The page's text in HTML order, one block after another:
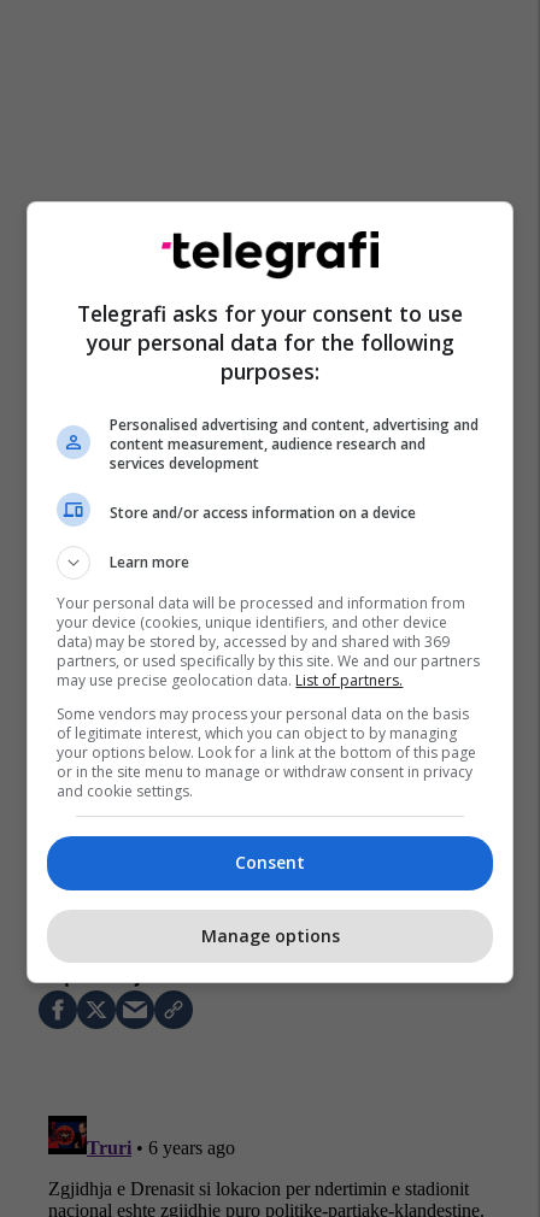
Rtv Dukagjini
Telegrafi asks for your consent to use
your personal data for the following
purposes:
Personalised advertising and content, advertising and
content measurement, audience research and
services development
Store and/or access information on a device
Learn more
Your personal data will be processed and information from
your device (cookies, unique identifiers, and other device
data) may be stored by, accessed by and shared with 369
partners, or used specifically by this site. We and our partners
may use precise geolocation data. List of partners.
Some vendors may process your personal data on the basis
of legitimate interest, which you can object to by managing
your options below. Look for a link at the bottom of this page
or in the site menu to manage or withdraw consent in privacy
and cookie settings.
Consent
Manage options